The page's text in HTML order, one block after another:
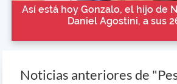
Así está hoy Gonzalo, el hijo de
Daniel Agostini, a sus
Noticias anteriores de